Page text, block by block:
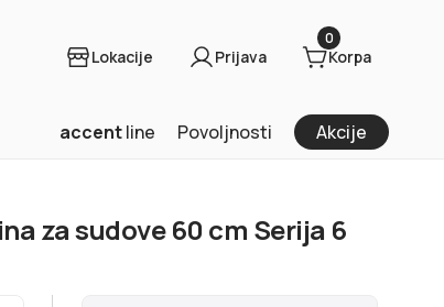
Lokacije Prijava
0
Korpa
accentline Povoljnosti Akcije
za sudove 60 cm Serija 6